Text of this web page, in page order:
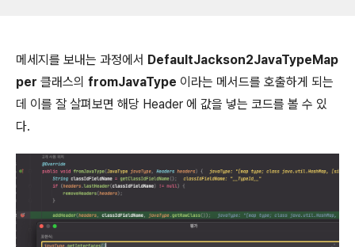
메세지를 보내는 과정에서 DefaultJackson2JavaTypeMap
per 클래스의 fromJavaType 이라는 메서드를 호출하게 되는
데 이를 잘 살펴보면 해당 Header 에 값을 넣는 코드를 볼 수 있
다.